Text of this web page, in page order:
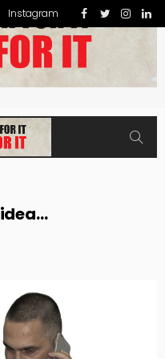
Instagram